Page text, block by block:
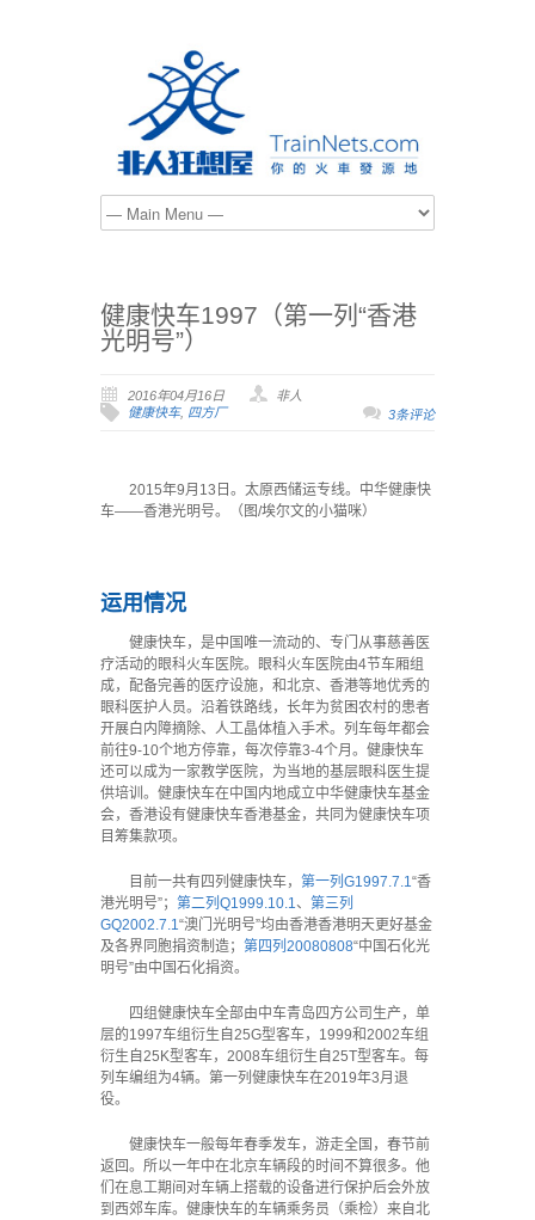
健康快车1997（第一列“香港
光明号”）
2016年04月16日
非人
健康快车, 四方厂 3条评论
2015年9月13日。太原西储运专线。中华健康快
车——香港光明号。（图/埃尔文的小猫咪）
运用情况
健康快车，是中国唯一流动的、专门从事慈善医
疗活动的眼科火车医院。眼科火车医院由4节车厢组
成，配备完善的医疗设施，和北京、香港等地优秀的
眼科医护人员。沿着铁路线，长年为贫困农村的患者
开展白内障摘除、人工晶体植入手术。列车每年都会
前往9-10个地方停靠，每次停靠3-4个月。健康快车
还可以成为一家教学医院，为当地的基层眼科医生提
供培训。健康快车在中国内地成立中华健康快车基金
会，香港设有健康快车香港基金，共同为健康快车项
目筹集款项。
目前一共有四列健康快车， 第一列G1997.7.1“香
港光明号”； 第二列Q1999.10.1、 第三列
GQ2002.7.1“澳门光明号”均由香港香港明天更好基金
及各界同胞捐资制造； 第四列20080808“中国石化光
明号”由中国石化捐资。
四组健康快车全部由中车青岛四方公司生产，单
层的1997车组衍生自25G型客车，1999和2002车组
衍生自25K型客车，2008车组衍生自25T型客车。每
列车编组为4辆。第一列健康快车在2019年3月退
役。
健康快车一般每年春季发车，游走全国，春节前
返回。所以一年中在北京车辆段的时间不算很多。他
们在息工期间对车辆上搭载的设备进行保护后会外放
到西郊车库。健康快车的车辆乘务员（乘检）来自北